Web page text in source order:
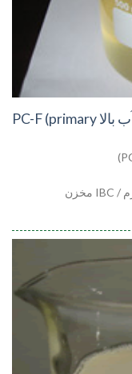
پلی کربوکسیلات فوق روان از کاهش آب بالا PC-F (primary